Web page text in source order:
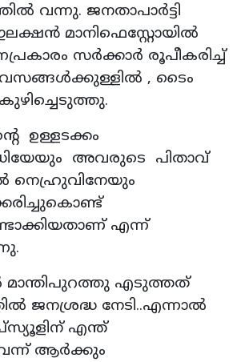
വന്നു. ജനതാപാർട്ടി
മാനിഫെസ്റ്റോയിൽ
സർക്കാർ രൂപീകരിച്ച്
, ടൈം
ഉള്ളടക്കം
അവരുടെ പിതാവ്
നെഹ്രുവിനേയും
എന്ന്
മാന്തിപുറത്തു എടുത്തത്
ജനശ്രദ്ധ നേടി..എന്നാൽ
എന്ത്
ആർക്കും